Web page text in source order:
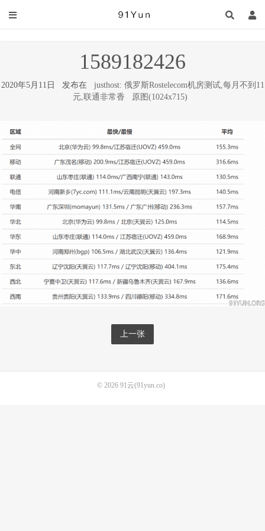
1589182426
2020年5月11日 发布在 justhost: 俄罗斯Rostelecom机房测试,每月不到11
元,联通非常香
原图(1024x715)
上一张
© 2026 91云(91yun.co)